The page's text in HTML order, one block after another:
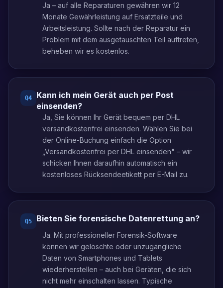
Ja – auf alle Reparaturen gewähren wir 12
Monate Gewährleistung auf Ersatzteile und
Arbeitsleistung. Sollte nach der Reparatur ein
Problem mit dem ausgetauschten Teil auftreten,
beheben wir es kostenlos.
Q4
Kann ich mein Gerät auch per Post
einsenden?
Ja, Sie können Ihr Gerät bequem per DHL
versandkostenfrei einsenden. Wählen Sie bei
der Online-Buchung einfach die Option
„Versandkostenfrei per DHL einsenden" – wir
schicken Ihnen daraufhin automatisch ein
kostenloses Rücksendeetikett per E-Mail zu.
Q5 Bieten Sie forensische Datenrettung an?
Ja. Mit professioneller Forensik-Software
können wir gelöschte oder unzugängliche
Daten von Smartphones und Tablets
wiederherstellen – auch bei Geräten, die sich
nicht mehr einschalten lassen. Typische